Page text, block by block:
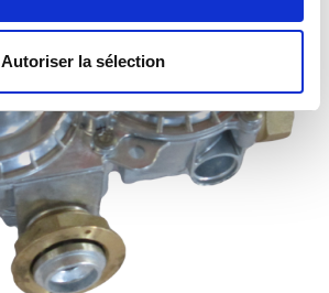
Autoriser la sélection